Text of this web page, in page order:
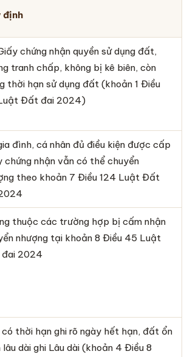
định
chứng nhận quyền sử dụng đất,
tranh chấp, không bị kê biên, còn
thời hạn sử dụng đất (khoản 1 Điều
Đất đai 2024)
đình, cá nhân đủ điều kiện được cấp
chứng nhận vẫn có thể chuyển
theo khoản 7 Điều 124 Luật Đất
thuộc các trường hợp bị cấm nhận
nhượng tại khoản 8 Điều 45 Luật
2024
thời hạn ghi rõ ngày hết hạn, đất ổn
lâu dài ghi Lâu dài (khoản 4 Điều 8